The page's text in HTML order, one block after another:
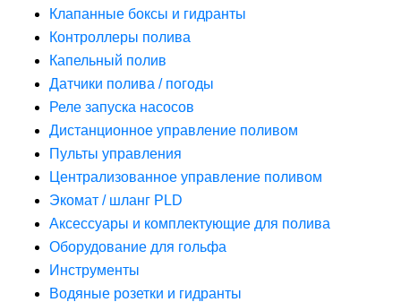
Клапанные боксы и гидранты
Контроллеры полива
Капельный полив
Датчики полива / погоды
Реле запуска насосов
Дистанционное управление поливом
Пульты управления
Централизованное управление поливом
Экомат / шланг PLD
Аксессуары и комплектующие для полива
Оборудование для гольфа
Инструменты
Водяные розетки и гидранты